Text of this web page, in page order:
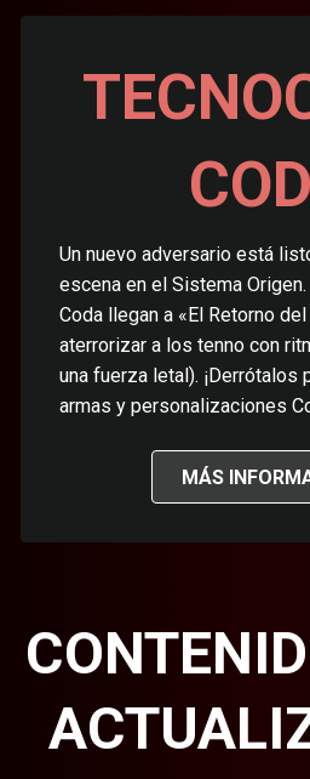
Un nuevo adversario está
escena en el Sistema
Coda llegan a «El Retorno
aterrorizar a los tenno con
una fuerza letal). ¡Derrótalos
armas y personalizaciones
MÁS